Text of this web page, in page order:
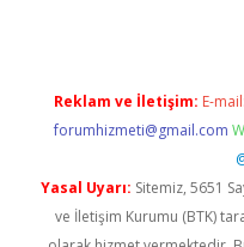
Reklam ve İletişim: E-mail:
forumhizmeti@gmail.com
Yasal Uyarı: Sitemiz, 5651
ve İletişim Kurumu (BTK)